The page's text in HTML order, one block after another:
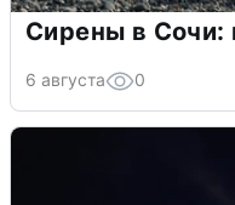
Сирены в Сочи:
6 августа 0